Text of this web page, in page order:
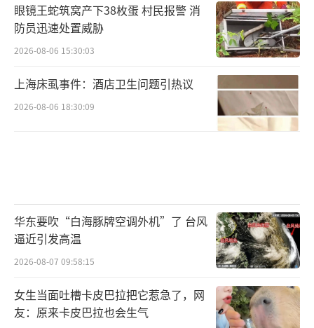
眼镜王蛇筑窝产下38枚蛋 村民报警 消
防员迅速处置威胁
2026-08-06 15:30:03
上海床虱事件：酒店卫生问题引热议
2026-08-06 18:30:09
华东要吹“白海豚牌空调外机”了 台风
逼近引发高温
2026-08-07 09:58:15
女生当面吐槽卡皮巴拉把它惹急了，网
友：原来卡皮巴拉也会生气